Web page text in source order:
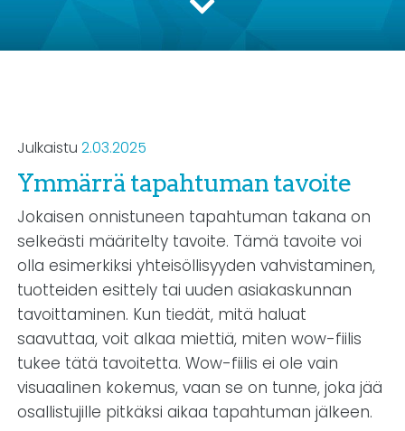
Julkaistu2.03.2025
Ymmärrä tapahtuman tavoite
Jokaisen onnistuneen tapahtuman takana on
selkeästi määritelty tavoite. Tämä tavoite voi
olla esimerkiksi yhteisöllisyyden vahvistaminen,
tuotteiden esittely tai uuden asiakaskunnan
tavoittaminen. Kun tiedät, mitä haluat
saavuttaa, voit alkaa miettiä, miten wow-fiilis
tukee tätä tavoitetta. Wow-fiilis ei ole vain
visuaalinen kokemus, vaan se on tunne, joka jää
osallistujille pitkäksi aikaa tapahtuman jälkeen.